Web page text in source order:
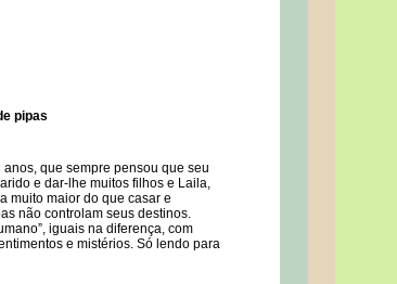
pipas
que sempre pensou que seu
e dar-lhe muitos filhos e Laila,
muito maior do que casar e
não controlam seus destinos.
iguais na diferença, com
e mistérios. Só lendo para